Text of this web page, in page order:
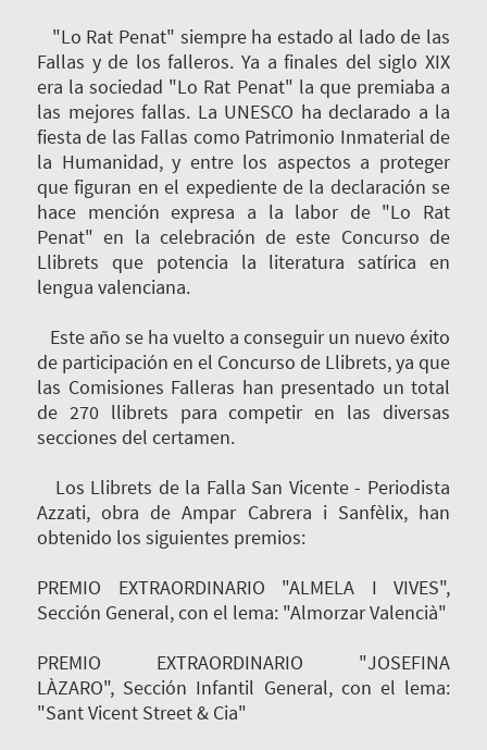
"Lo Rat Penat" siempre ha estado al lado de las
Fallas y de los falleros. Ya a finales del siglo XIX
era la sociedad "Lo Rat Penat" la que premiaba a
las mejores fallas. La UNESCO ha declarado a la
fiesta de las Fallas como Patrimonio Inmaterial de
la Humanidad, y entre los aspectos a proteger
que figuran en el expediente de la declaración se
hace mención expresa a la labor de "Lo Rat
Penat" en la celebración de este Concurso de
Llibrets que potencia la literatura satírica en
lengua valenciana.
Este año se ha vuelto a conseguir un nuevo éxito
de participación en el Concurso de Llibrets, ya que
las Comisiones Falleras han presentado un total
de 270 llibrets para competir en las diversas
secciones del certamen.
Los Llibrets de la Falla San Vicente - Periodista
Azzati, obra de Ampar Cabrera i Sanfèlix, han
obtenido los siguientes premios:
PREMIO EXTRAORDINARIO "ALMELA I VIVES",
Sección General, con el lema: "Almorzar Valencià"
PREMIO EXTRAORDINARIO "JOSEFINA
LÀZARO", Sección Infantil General, con el lema:
"Sant Vicent Street & Cia"